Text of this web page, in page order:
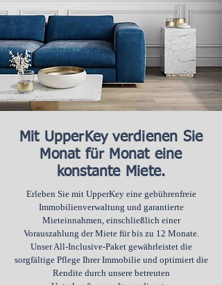
Mit UpperKey verdienen Sie
Monat für Monat eine
konstante Miete.
Erleben Sie mit UpperKey eine gebührenfreie
Immobilienverwaltung und garantierte
Mieteinnahmen, einschließlich einer
Vorauszahlung der Miete für bis zu 12 Monate.
Unser All-Inclusive-Paket gewährleistet die
sorgfältige Pflege Ihrer Immobilie und optimiert die
Rendite durch unsere betreuten